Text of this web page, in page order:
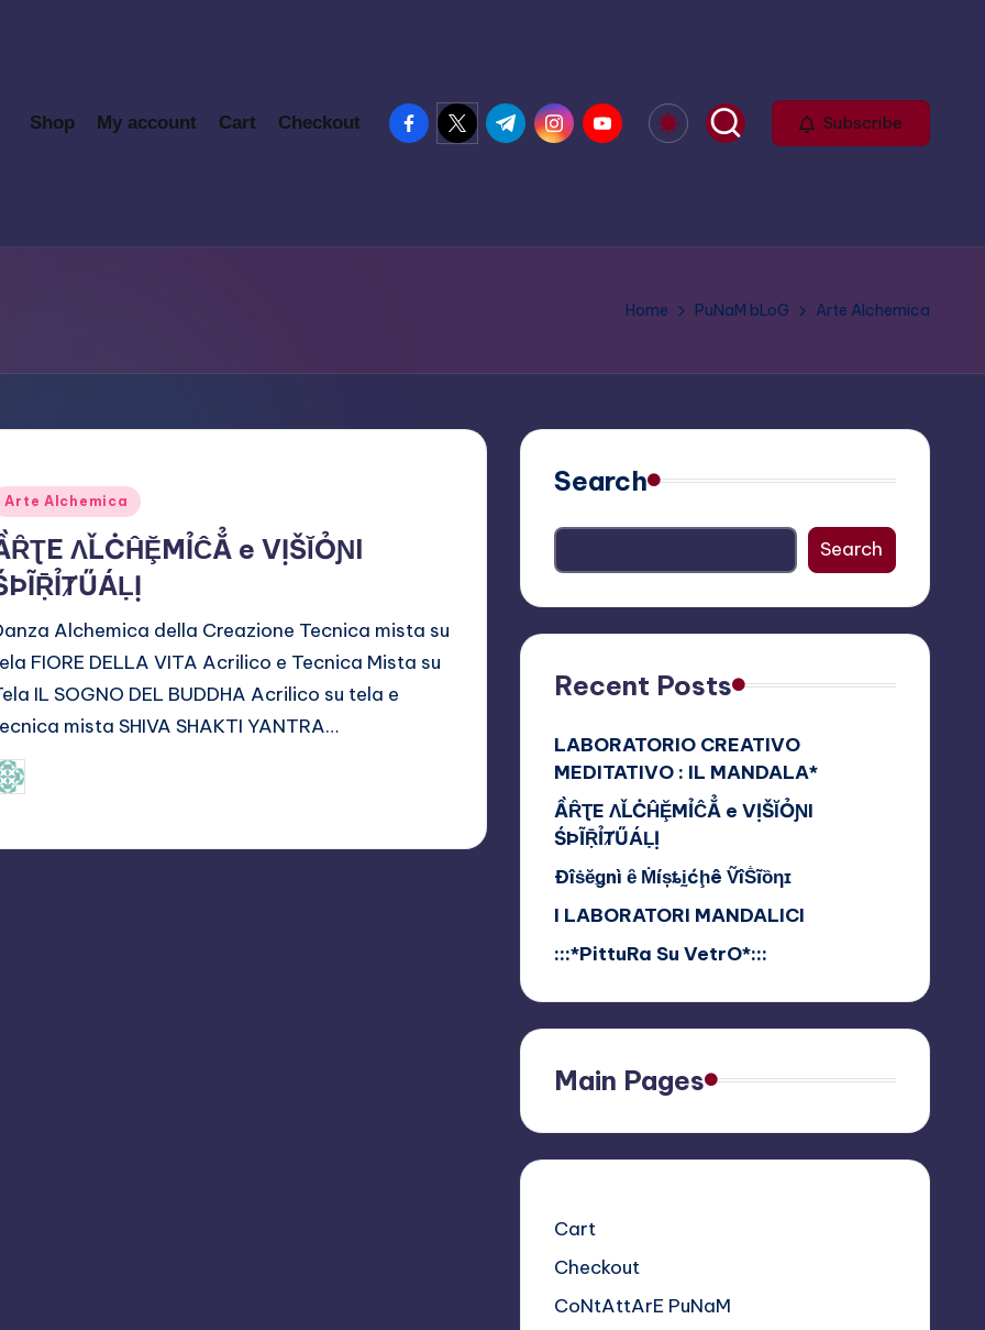
Shop My account Cart Checkout facebook.com
twitter.com
t.me instagram.com
youtube.com Subscribe
Home PuNaM bLoG Arte Alchemica
Arte Alchemica
ɅĽĊĤḜMỈĈẲ e VỊŠĬỎƝI
Alchemica della Creazione Tecnica mista su
FIORE DELLA VITA Acrilico e Tecnica Mista su
IL SOGNO DEL BUDDHA Acrilico su tela e
mista SHIVA SHAKTI YANTRA…
Search
Search
Recent Posts
LABORATORIO CREATIVO
MEDITATIVO : IL MANDALA*
ẦȒƮE ɅĽĊĤḜMỈĈẲ e VỊŠĬỎƝI
ŚÞĨṜỈȾŰÁḶỊ
Ðîṡĕǥnì ȇ Ṁíșȶḭćḩê ṼîṦĩȍƞɪ
I LABORATORI MANDALICI
:::*PittuRa Su VetrO*:::
Main Pages
Cart
Checkout
CoNtAttArE PuNaM